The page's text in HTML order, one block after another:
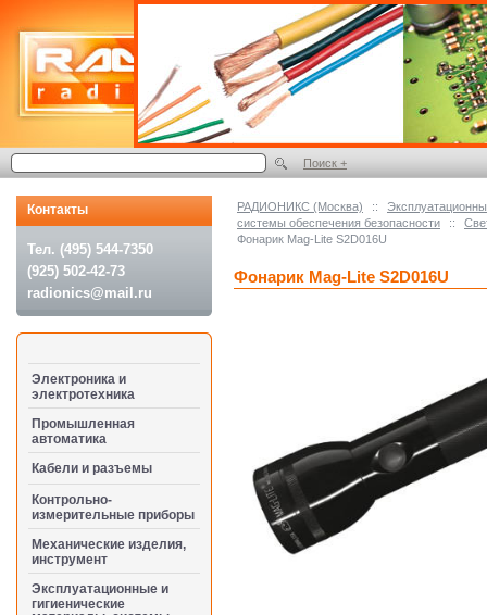
РАДИОНИКС (Москва) ::
системы обеспечения безопасности
::
Фонарик Mag-Lite S2D016U
Фонарик Mag-Lite S2D016U
Контакты
Тел. (495) 544-7350
(925) 502-42-73
radionics@mail.ru
Электроника и
электротехника
Промышленная
автоматика
Кабели и разъемы
Контрольно-
измерительные приборы
Механические изделия,
инструмент
Эксплуатационные и
гигиенические
Поиск +